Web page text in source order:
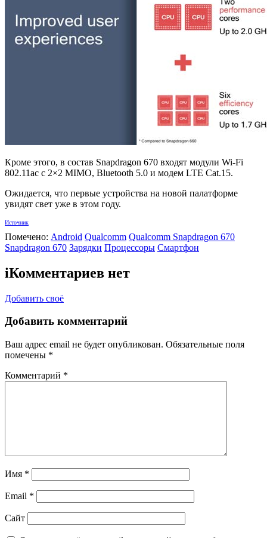
Кроме этого, в состав Snapdragon 670 входят модули Wi-Fi
802.11ac с 2×2 MIMO, Bluetooth 5.0 и модем LTE Cat.15.
Ожидается, что первые устройства на новой палатформе
увидят свет уже в этом году.
Источник
Помечено: Android Qualcomm Qualcomm Snapdragon 670
Snapdragon 670 Зарядки Процессоры Смартфон
iКомментариев нет
Добавить своё
Добавить комментарий
Ваш адрес email не будет опубликован. Обязательные поля
помечены *
Комментарий *
Имя *
Email *
Сайт